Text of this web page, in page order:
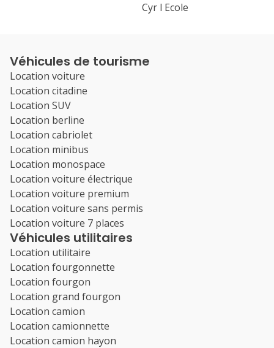
Cyr l Ecole
Véhicules de tourisme
Location voiture
Location citadine
Location SUV
Location berline
Location cabriolet
Location minibus
Location monospace
Location voiture électrique
Location voiture premium
Location voiture sans permis
Location voiture 7 places
Véhicules utilitaires
Location utilitaire
Location fourgonnette
Location fourgon
Location grand fourgon
Location camion
Location camionnette
Location camion hayon